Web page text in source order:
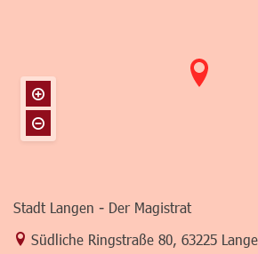
Stadt Langen - Der Magistrat
Link zur Google-Maps Navigation
Südliche Ringstraße 80 63225